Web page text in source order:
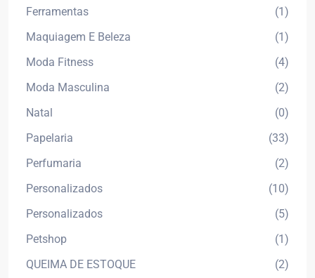
Ferramentas
(1)
Maquiagem E Beleza
(1)
Moda Fitness
(4)
Moda Masculina
(2)
Natal
(0)
Papelaria
(33)
Perfumaria
(2)
Personalizados
(10)
Personalizados
(5)
Petshop
(1)
QUEIMA DE ESTOQUE
(2)